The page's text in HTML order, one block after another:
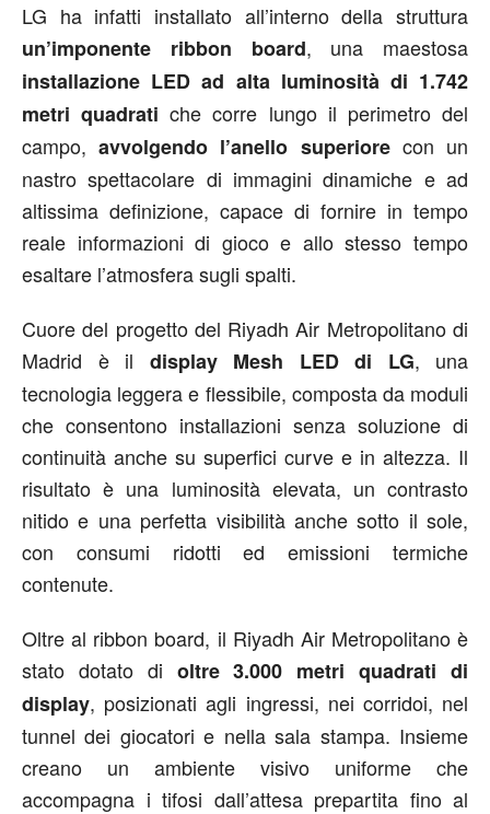
LG ha infatti installato all’interno della struttura
un’imponente ribbon board, una maestosa
installazione LED ad alta luminosità di 1.742
metri quadrati che corre lungo il perimetro del
campo,avvolgendo l’anello superiorecon un
nastro spettacolare di immagini dinamiche e ad
altissima definizione, capace di fornire in tempo
reale informazioni di gioco e allo stesso tempo
esaltare l’atmosfera sugli spalti.
Cuore del progetto del Riyadh Air Metropolitano di
Madrid è il display Mesh LED di LG, una
tecnologia leggera e flessibile, composta da moduli
che consentono installazioni senza soluzione di
continuità anche su superfici curve e in altezza. Il
risultato è una luminosità elevata, un contrasto
nitido e una perfetta visibilità anche sotto il sole,
con consumi ridotti ed emissioni termiche
contenute.
Oltre al ribbon board, il Riyadh Air Metropolitano è
stato dotato di oltre 3.000 metri quadrati di
display, posizionati agli ingressi, nei corridoi, nel
tunnel dei giocatori e nella sala stampa. Insieme
creano un ambiente visivo uniforme che
accompagna i tifosi dall’attesa prepartita fino al